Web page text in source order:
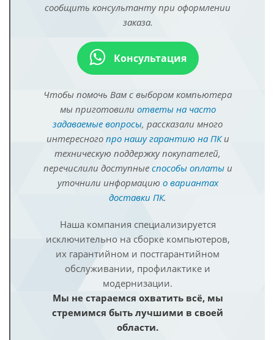
сообщить консультанту при оформлении
заказа.
Консультация
Чтобы помочь Вам с выбором компьютера
мы приготовили ответы на часто
задаваемые вопросы, рассказали много
интересного про нашу гарантию на ПКи
техническую поддержку покупателей,
перечислили доступные способы оплатыи
уточнили информацию о вариантах
доставки ПК.
Наша компания специализируется
исключительно на сборке компьютеров,
их гарантийном и постгарантийном
обслуживании, профилактике и
модернизации.
Мы не стараемся охватить всё, мы
стремимся быть лучшими в своей
области.